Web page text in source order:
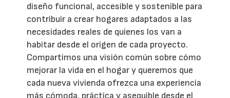
diseño funcional, accesible y sostenible para
contribuir a crear hogares adaptados a las
necesidades reales de quienes los van a
habitar desde el origen de cada proyecto.
Compartimos una visión común sobre cómo
mejorar la vida en el hogar y queremos que
cada nueva vivienda ofrezca una experiencia